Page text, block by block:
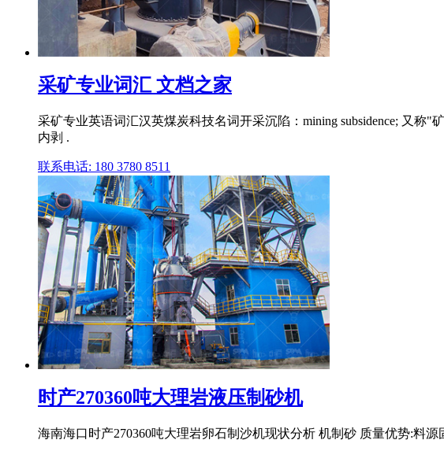
采矿专业词汇 文档之家
采矿专业英语词汇汉英煤炭科技名词开采沉陷：mining subsidence; ⼜称
内剥 .
联系电话: 180 3780 8511
时产270360吨大理岩液压制砂机
海南海口时产270360吨大理岩卵石制沙机现状分析 机制砂 质量优势:料